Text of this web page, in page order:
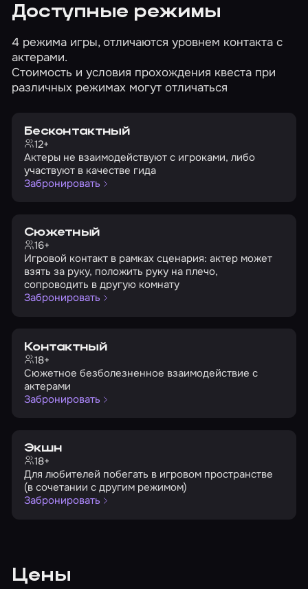
Доступные режимы
4 режима игры, отличаются уровнем контакта с
актерами.
Стоимость и условия прохождения квеста при
различных режимах могут отличаться
Бесконтактный
12+
Актеры не взаимодействуют с игроками, либо
участвуют в качестве гида
Забронировать
Сюжетный
16+
Игровой контакт в рамках сценария: актер может
взять за руку, положить руку на плечо,
сопроводить в другую комнату
Забронировать
Контактный
18+
Сюжетное безболезненное взаимодействие с
актерами
Забронировать
Экшн
18+
Для любителей побегать в игровом пространстве
(в сочетании с другим режимом)
Забронировать
Цены